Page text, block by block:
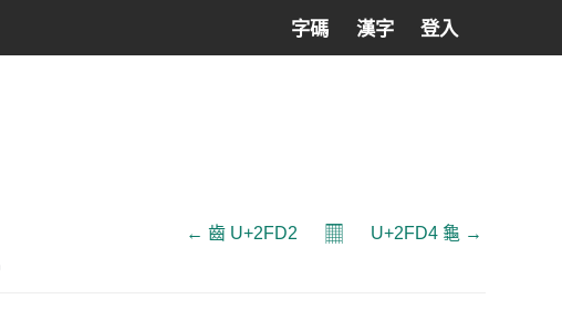
字碼 漢字 登入
← ⿒ U+2FD2 𝄜 U+2FD4 ⿔ →